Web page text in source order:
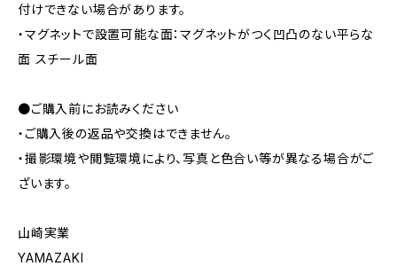
付けできない場合があります。
・マグネットで設置可能な面：マグネットがつく凹凸のない平らな
面 スチール面
●ご購入前にお読みください
・ご購入後の返品や交換はできません。
・撮影環境や閲覧環境により、写真と色合い等が異なる場合がご
ざいます。
山崎実業
YAMAZAKI